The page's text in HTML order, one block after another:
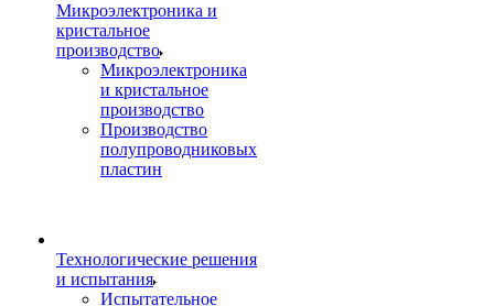
Микроэлектроника и
кристальное
производство
Микроэлектроника
и кристальное
производство
Производство
полупроводниковых
пластин
Технологические решения
и испытания
Испытательное